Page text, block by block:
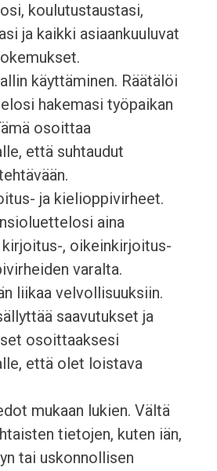
koulutustaustasi,
ja kaikki asiaankuuluvat
käyttäminen. Räätälöi
hakemasi työpaikan
osoittaa
että suhtaudut
ja kielioppivirheet.
aina
kirjoitus-, oikeinkirjoitus-
varalta.
liikaa velvollisuuksiin.
saavutukset ja
osoittaaksesi
että olet loistava
mukaan lukien. Vältä
tietojen, kuten iän,
tai uskonnollisen